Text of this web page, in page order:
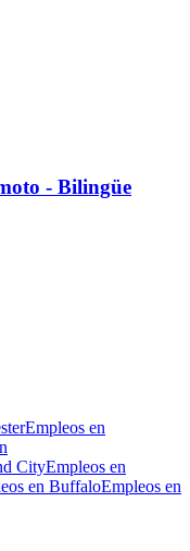
- Bilingüe
Empleos en
CityEmpleos en
en BuffaloEmpleos en